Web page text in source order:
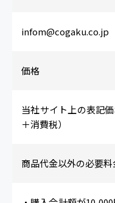
infom@cogaku.co.jp
価格
当社サイト上の表記
＋消費税）
商品代金以外の必要料